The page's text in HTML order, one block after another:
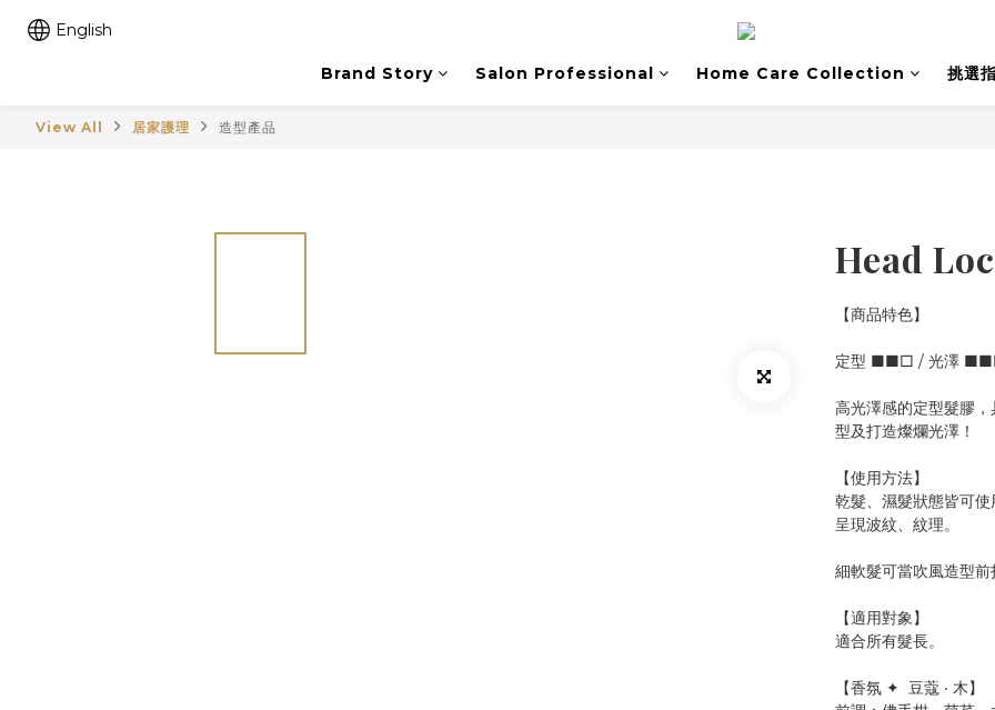
English
Brand Story Salon Professional Home Care Collection 挑選
View All 居家護理 造型產品
Head
【商品特色】
定型 ■■□ / 光澤
高光澤感的定型髮膠
型及打造燦爛光澤！
【使用方法】
乾髮、濕髮狀態皆可使
呈現波紋、紋理。
細軟髮可當吹風造型前
【適用對象】
適合所有髮長。
【香氛 ✦  豆蔻 ‧ 木】